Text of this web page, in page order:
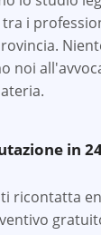
i
noi
in
ricontatta